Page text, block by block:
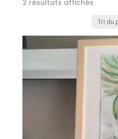
2 résultats affichésTrié
plus
récent
au
plus
ancien